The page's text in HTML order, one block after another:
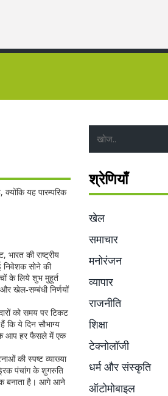
यह पारम्परिक
, भारत की राष्ट्रीय
निवेशक सोने की
के लिये शुभ मुहूर्त
खेल‑सम्बंधी निर्णयों
को समय पर टिकट
कि ये दिन सौभाग्य
आप हर फैसले में एक
की स्पष्ट व्याख्या
पंचांग के शुगरुति
बनाता है। आगे आने
श्रेणियाँ
खेल
समाचार
मनोरंजन
व्यापार
राजनीति
शिक्षा
टेक्नोलॉजी
धर्म और संस्कृति
ऑटोमोबाइल